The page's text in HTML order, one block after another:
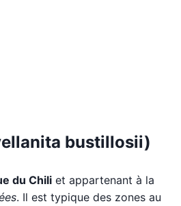
bustillosii)
du Chili et appartenant à la
. Il est typique des zones au